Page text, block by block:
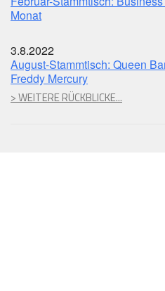
Monat
3.8.2022
August-Stammtisch: Queen
Freddy Mercury
> WEITERE RÜCKBLICKE...